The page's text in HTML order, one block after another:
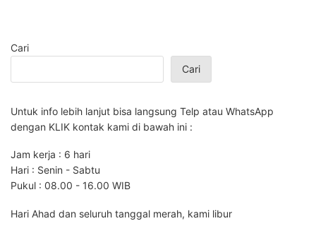
Cari
Cari
Untuk info lebih lanjut bisa langsung Telp atau WhatsApp
dengan KLIK kontak kami di bawah ini :
Jam kerja : 6 hari
Hari : Senin - Sabtu
Pukul : 08.00 - 16.00 WIB
Hari Ahad dan seluruh tanggal merah, kami libur